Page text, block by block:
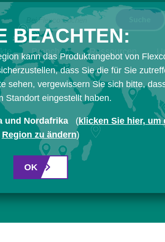
Bei Flexco Suchen
Branchen Ressourcen
BEACHTEN:
kann das Produktangebot von
dass Sie die für Sie
sehen, vergewissern Sie sich bitte,
Standort eingestellt haben.
und Nordafrika (klicken Sie hier, um
Region zu ändern)
OK